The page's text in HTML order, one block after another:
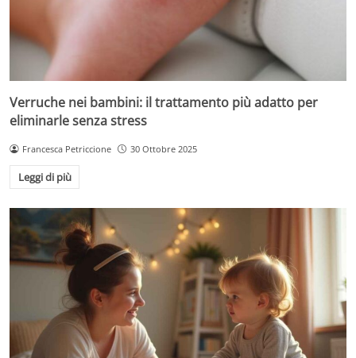
Verruche nei bambini: il trattamento più adatto per
eliminarle senza stress
Francesca Petriccione 30 Ottobre 2025
Leggi di più